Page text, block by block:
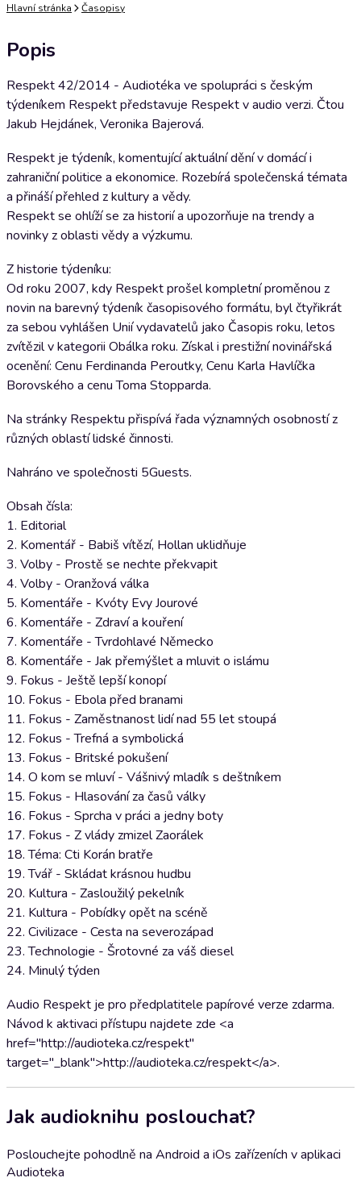
Hlavní stránka Časopisy
Popis
Respekt 42/2014 - Audiotéka ve spolupráci s českým
týdeníkem Respekt představuje Respekt v audio verzi. Čtou
Jakub Hejdánek, Veronika Bajerová.
Respekt je týdeník, komentující aktuální dění v domácí i
zahraniční politice a ekonomice. Rozebírá společenská témata
a přináší přehled z kultury a vědy.
Respekt se ohlíží se za historií a upozorňuje na trendy a
novinky z oblasti vědy a výzkumu.
Z historie týdeníku:
Od roku 2007, kdy Respekt prošel kompletní proměnou z
novin na barevný týdeník časopisového formátu, byl čtyřikrát
za sebou vyhlášen Unií vydavatelů jako Časopis roku, letos
zvítězil v kategorii Obálka roku. Získal i prestižní novinářská
ocenění: Cenu Ferdinanda Peroutky, Cenu Karla Havlíčka
Borovského a cenu Toma Stopparda.
Na stránky Respektu přispívá řada významných osobností z
různých oblastí lidské činnosti.
Nahráno ve společnosti 5Guests.
Obsah čísla:
1. Editorial
2. Komentář - Babiš vítězí, Hollan uklidňuje
3. Volby - Prostě se nechte překvapit
4. Volby - Oranžová válka
5. Komentáře - Kvóty Evy Jourové
6. Komentáře - Zdraví a kouření
7. Komentáře - Tvrdohlavé Německo
8. Komentáře - Jak přemýšlet a mluvit o islámu
9. Fokus - Ještě lepší konopí
10. Fokus - Ebola před branami
11. Fokus - Zaměstnanost lidí nad 55 let stoupá
12. Fokus - Trefná a symbolická
13. Fokus - Britské pokušení
14. O kom se mluví - Vášnivý mladík s deštníkem
15. Fokus - Hlasování za časů války
16. Fokus - Sprcha v práci a jedny boty
17. Fokus - Z vlády zmizel Zaorálek
18. Téma: Cti Korán bratře
19. Tvář - Skládat krásnou hudbu
20. Kultura - Zasloužilý pekelník
21. Kultura - Pobídky opět na scéně
22. Civilizace - Cesta na severozápad
23. Technologie - Šrotovné za váš diesel
24. Minulý týden
Audio Respekt je pro předplatitele papírové verze zdarma.
Návod k aktivaci přístupu najdete zde <a
href="http://audioteka.cz/respekt"
target="_blank">http://audioteka.cz/respekt</a>.
Jak audioknihu poslouchat?
Poslouchejte pohodlně na Android a iOs zařízeních v aplikaci
Audioteka